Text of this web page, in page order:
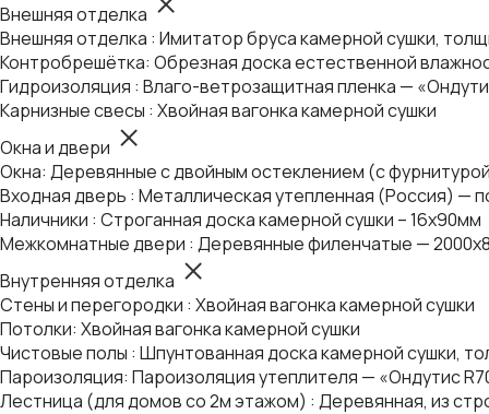
Внешняя отделка
Внешняя отделка : Имитатор бруса камерной сушки,
Контробрешётка: Обрезная доска естественной
Гидроизоляция : Влаго-ветрозащитная пленка —
Карнизные свесы : Хвойная вагонка камерной сушки
Окна и двери
Окна: Деревянные с двойным остеклением (с
Входная дверь : Металлическая утепленная (Россия) —
Наличники : Строганная доска камерной сушки – 16х90мм
Межкомнатные двери : Деревянные филенчатые —
Внутренняя отделка
Стены и перегородки : Хвойная вагонка камерной сушки
Потолки: Хвойная вагонка камерной сушки
Чистовые полы : Шпунтованная доска камерной сушки,
Пароизоляция: Пароизоляция утеплителя — «Ондутис
Лестница (для домов со 2м этажом) : Деревянная, из